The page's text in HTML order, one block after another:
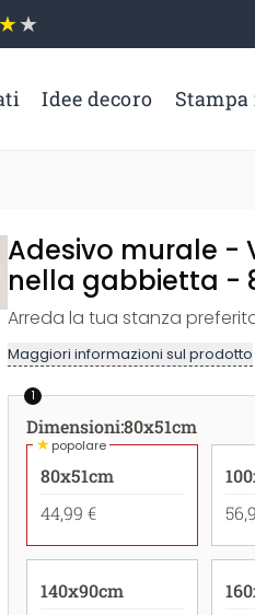
Idee decoro Stampa
Adesivo murale -
nella gabbietta -
Arreda la tua stanza
Maggiori informazioni sul prodotto
1
Dimensioni:80x51cm
★popolare
80x51cm
44,99 €
140x90cm